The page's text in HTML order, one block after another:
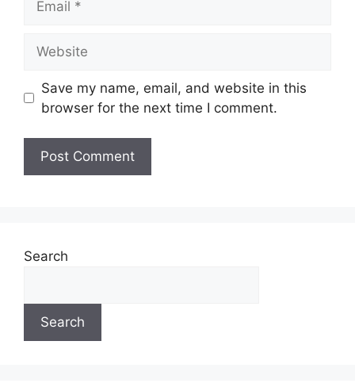
Save my name, email, and website in this
browser for the next time I comment.
Search
Search